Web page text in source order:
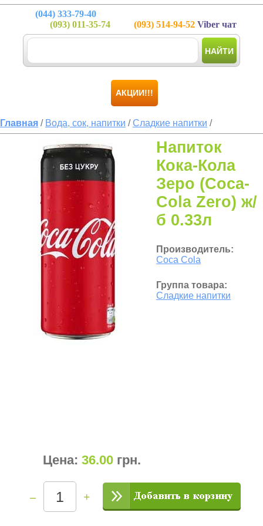
(044) 333-79-40
(093) 011-35-74 (093) 514-94-52 Viber чат
НАЙТИ
АКЦИИ!!!
Главная / Вода, сок, напитки /Сладкие напитки /
Напиток
Кока-Кола
Зеро (Coca-
Cola Zero) ж/
б 0.33л
Производитель:
Coca Cola
Группа товара:
Сладкие напитки
Цена: 36.00 грн.
– +